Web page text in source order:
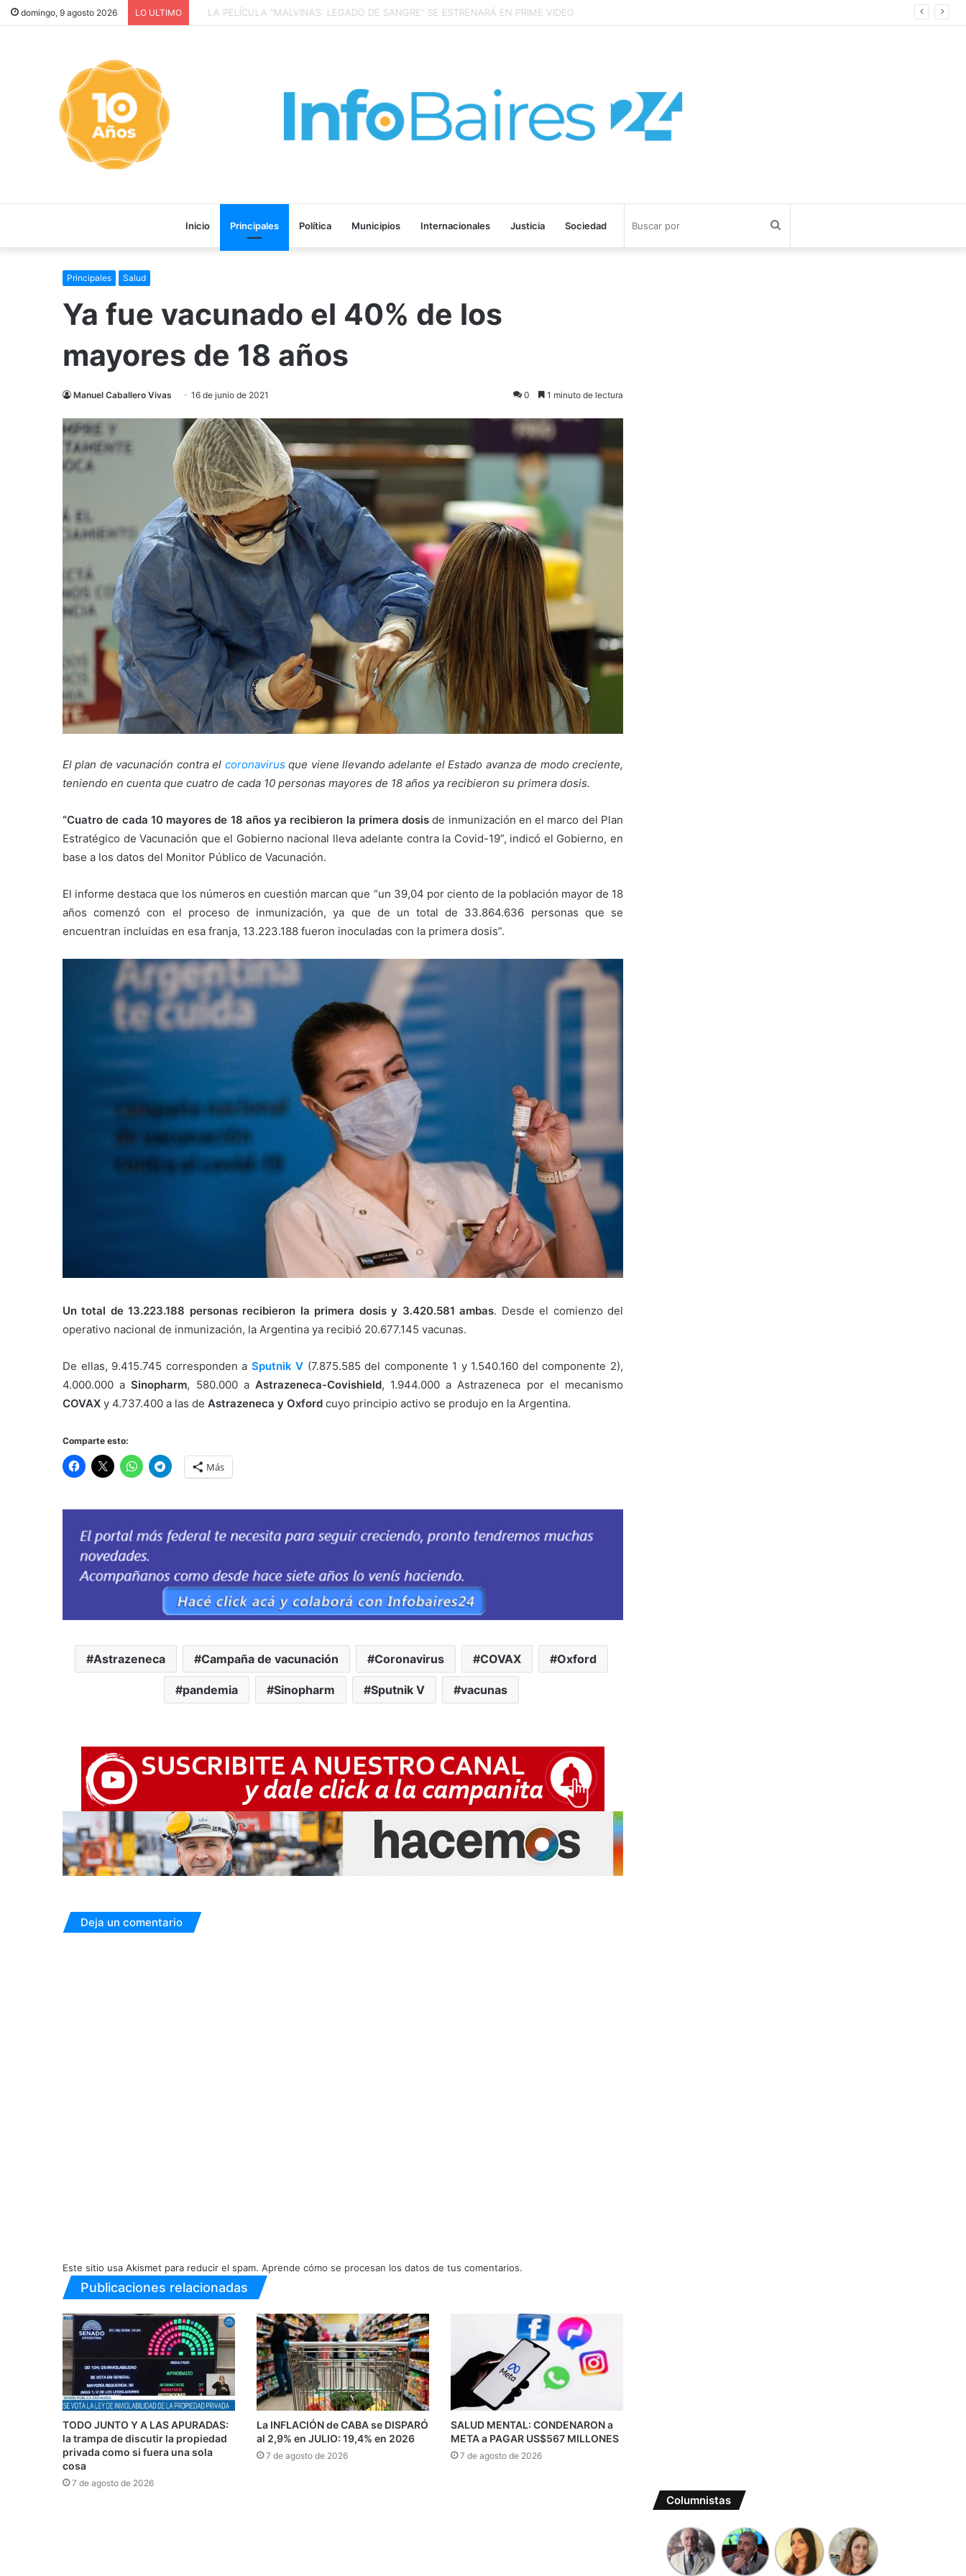
domingo, 9 agosto 2026 LO ULTIMO LA PELÍCULA “MALVINAS: LEGADO DE SANGRE” SE ESTRENARÁ EN PRIME VIDEO
Inicio Principales Política Municipios Internacionales Justicia Sociedad
Principales Salud
Ya fue vacunado el 40% de los
mayores de 18 años
Manuel Caballero Vivas 16 de junio de 2021 0 1 minuto de lectura
El plan de vacunación contra el coronavirusque viene llevando adelante el Estado avanza de modo creciente,
teniendo en cuenta que cuatro de cada 10 personas mayores de 18 años ya recibieron su primera dosis.
“Cuatro de cada 10 mayores de 18 años ya recibieron la primera dosisde inmunización en el marco del Plan
Estratégico de Vacunación que el Gobierno nacional lleva adelante contra la Covid-19”, indicó el Gobierno, en
base a los datos del Monitor Público de Vacunación.
El informe destaca que los números en cuestión marcan que “un 39,04 por ciento de la población mayor de 18
años comenzó con el proceso de inmunización, ya que de un total de 33.864.636 personas que se
encuentran incluidas en esa franja, 13.223.188 fueron inoculadas con la primera dosis”.
Un total de 13.223.188 personas recibieron la primera dosis y 3.420.581 ambas. Desde el comienzo del
operativo nacional de inmunización, la Argentina ya recibió 20.677.145 vacunas.
De ellas, 9.415.745 corresponden a Sputnik V (7.875.585 del componente 1 y 1.540.160 del componente 2),
4.000.000 aSinopharm, 580.000 a Astrazeneca-Covishield, 1.944.000 a Astrazeneca por el mecanismo
COVAX y 4.737.400 a las de Astrazeneca y Oxford cuyo principio activo se produjo en la Argentina.
Comparte esto:
Más
Astrazeneca Campaña de vacunación Coronavirus COVAX Oxford
pandemia Sinopharm Sputnik V vacunas
Deja un comentario
Este sitio usa Akismet para reducir el spam. Aprende cómo se procesan los datos de tus comentarios.
Publicaciones relacionadas
TODO JUNTO Y A LAS APURADAS:
la trampa de discutir la propiedad
privada como si fuera una sola
cosa
7 de agosto de 2026
La INFLACIÓN de CABA se DISPARÓ
al 2,9% en JULIO: 19,4% en 2026
7 de agosto de 2026
SALUD MENTAL: CONDENARON a
META a PAGAR US$567 MILLONES
7 de agosto de 2026
Columnistas